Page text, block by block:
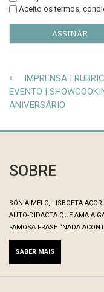
Aceito os termos,
IMPRENSA |
«
EVENTO |
ANIVERSÁRIO
SOBRE
SÓNIA MELO, LISBOETA
AUTO-DIDACTA QUE AMA A
FAMOSA FRASE “NADA
SABER MAIS